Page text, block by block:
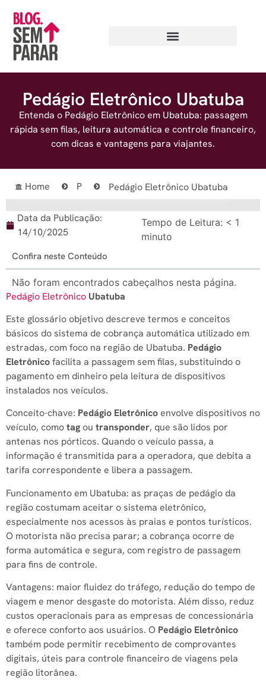
Pedágio Eletrônico Ubatuba
Entenda o Pedágio Eletrônico em Ubatuba: passagem
rápida sem filas, leitura automática e controle financeiro,
com dicas e vantagens para viajantes.
Home P Pedágio Eletrônico Ubatuba
Data da Publicação:
14/10/2025
Tempo de Leitura: < 1
minuto
Confira neste Conteúdo
Não foram encontrados cabeçalhos nesta página.
Pedágio Eletrônico Ubatuba
Este glossário objetivo descreve termos e conceitos
básicos do sistema de cobrança automática utilizado em
estradas, com foco na região de Ubatuba. Pedágio
Eletrônicofacilita a passagem sem filas, substituindo o
pagamento em dinheiro pela leitura de dispositivos
instalados nos veículos.
Conceito-chave: Pedágio Eletrônicoenvolve dispositivos no
veículo, comotagou transponder, que são lidos por
antenas nos pórticos. Quando o veículo passa, a
informação é transmitida para a operadora, que debita a
tarifa correspondente e libera a passagem.
Funcionamento em Ubatuba: as praças de pedágio da
região costumam aceitar o sistema eletrônico,
especialmente nos acessos às praias e pontos turísticos.
O motorista não precisa parar; a cobrança ocorre de
forma automática e segura, com registro de passagem
para fins de controle.
Vantagens: maior fluidez do tráfego, redução do tempo de
viagem e menor desgaste do motorista. Além disso, reduz
custos operacionais para as empresas de concessionária
e oferece conforto aos usuários. O Pedágio Eletrônico
também pode permitir recebimento de comprovantes
digitais, úteis para controle financeiro de viagens pela
região litorânea.